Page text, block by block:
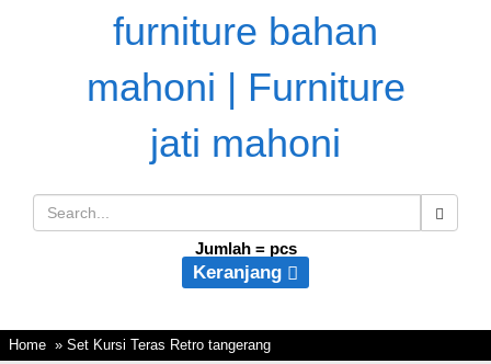
Jumlah = pcs
Keranjang
Home » Set Kursi Teras Retro tangerang